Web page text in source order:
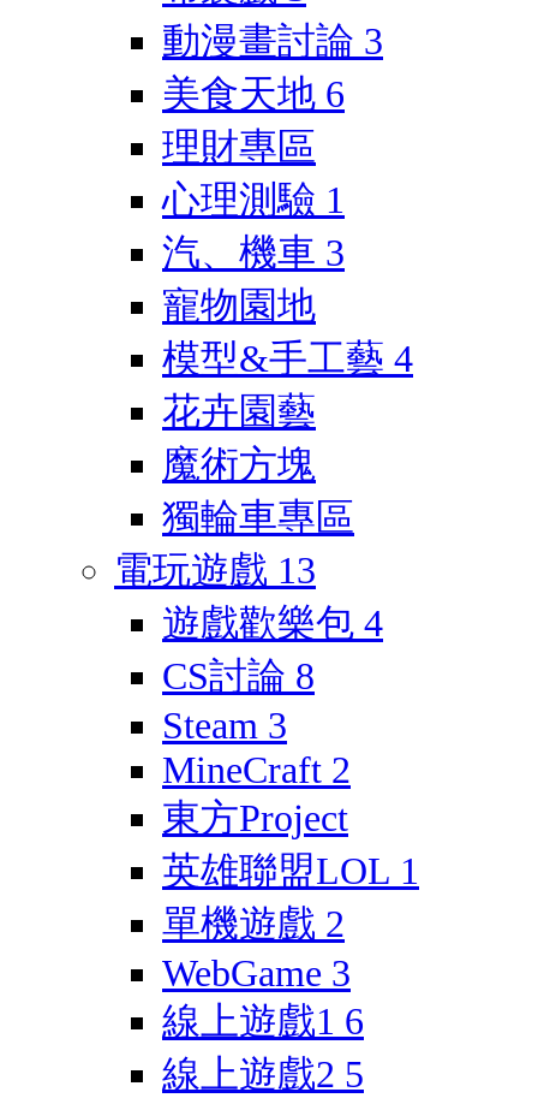
動漫畫討論 3
美食天地 6
理財專區
心理測驗 1
汽、機車 3
寵物園地
模型&手工藝 4
花卉園藝
魔術方塊
獨輪車專區
電玩遊戲 13
遊戲歡樂包 4
CS討論 8
Steam 3
MineCraft 2
東方Project
英雄聯盟LOL 1
單機遊戲 2
WebGame 3
線上遊戲1 6
線上遊戲2 5